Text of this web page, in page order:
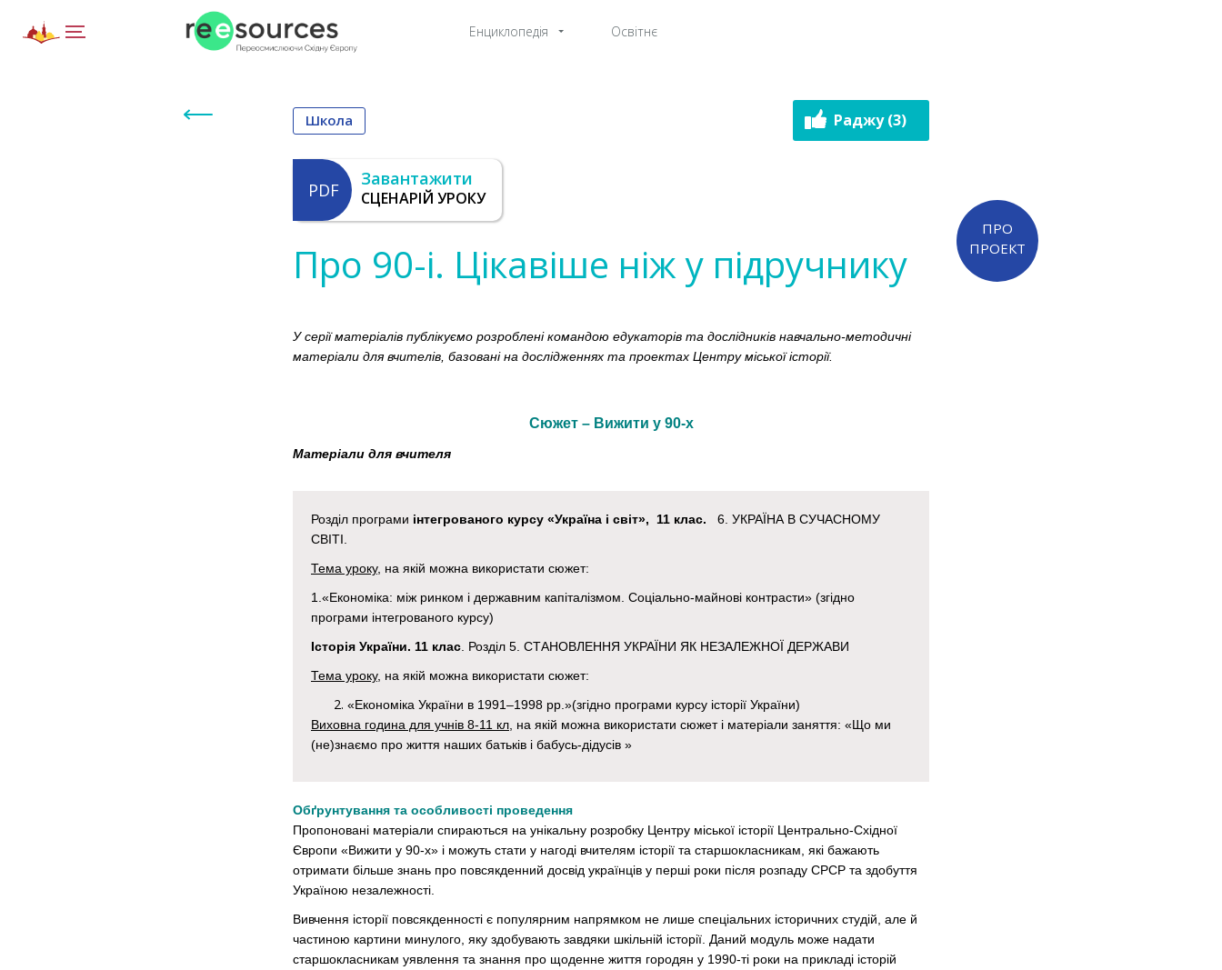
Енциклопедія Освітнє
Школа Раджу (3)
ПРО
ПРОЕКТ
PDF
Завантажити
СЦЕНАРІЙ УРОКУ
Про 90-і. Цікавіше ніж у підручнику
У серії матеріалів публікуємо розроблені командою едукаторів та дослідників навчально-методичні
матеріали для вчителів, базовані на дослідженнях та проектах Центру міської історії.
Сюжет – Вижити у 90-х
Матеріали для вчителя
Розділ програми інтегрованого курсу «Україна і світ», 11 клас. 6. УКРАЇНА В СУЧАСНОМУ
СВІТІ.
Тема уроку, на якій можна використати сюжет:
1.«Економіка: між ринком і державним капіталізмом. Соціально-майнові контрасти» (згідно
програми інтегрованого курсу)
Історія України. 11 клас . Розділ 5. СТАНОВЛЕННЯ УКРАЇНИ ЯК НЕЗАЛЕЖНОЇ ДЕРЖАВИ
Тема уроку, на якій можна використати сюжет:
«Економіка України в 1991–1998 рр.»(згідно програми курсу історії України)
Виховна година для учнів 8-11 кл, на якій можна використати сюжет і матеріали заняття: «Що ми
(не)знаємо про життя наших батьків і бабусь-дідусів »
Обґрунтування та особливості проведення
Пропоновані матеріали спираються на унікальну розробку Центру міської історії Центрально-Східної
Європи «Вижити у 90-х» і можуть стати у нагоді вчителям історії та старшокласникам, які бажають
отримати більше знань про повсякденний досвід українців у перші роки після розпаду СРСР та здобуття
Україною незалежності.
Вивчення історії повсякденності є популярним напрямком не лише спеціальних історичних студій, але й
частиною картини минулого, яку здобувають завдяки шкільній історії. Даний модуль може надати
старшокласникам уявлення та знання про щоденне життя городян у 1990-ті роки на прикладі історій